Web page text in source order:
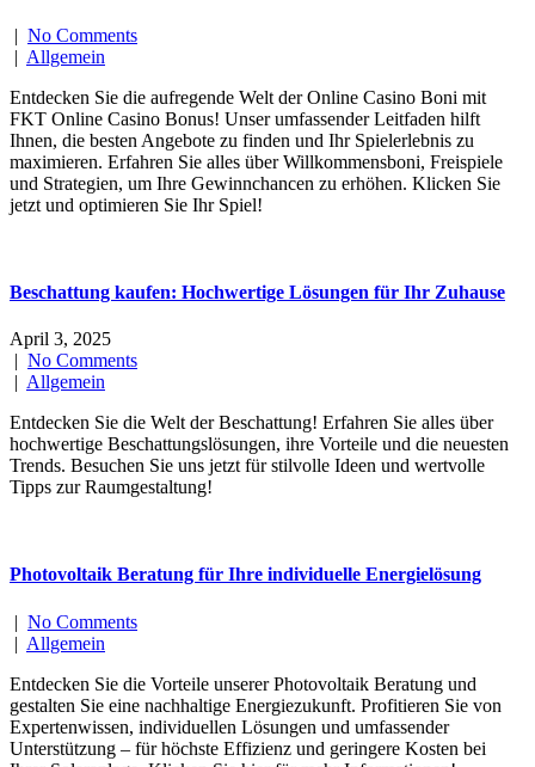
| No Comments
| Allgemein
Entdecken Sie die aufregende Welt der Online Casino Boni mit
FKT Online Casino Bonus! Unser umfassender Leitfaden hilft
Ihnen, die besten Angebote zu finden und Ihr Spielerlebnis zu
maximieren. Erfahren Sie alles über Willkommensboni, Freispiele
und Strategien, um Ihre Gewinnchancen zu erhöhen. Klicken Sie
jetzt und optimieren Sie Ihr Spiel!
Beschattung kaufen: Hochwertige Lösungen für Ihr Zuhause
April 3, 2025
| No Comments
| Allgemein
Entdecken Sie die Welt der Beschattung! Erfahren Sie alles über
hochwertige Beschattungslösungen, ihre Vorteile und die neuesten
Trends. Besuchen Sie uns jetzt für stilvolle Ideen und wertvolle
Tipps zur Raumgestaltung!
Photovoltaik Beratung für Ihre individuelle Energielösung
| No Comments
| Allgemein
Entdecken Sie die Vorteile unserer Photovoltaik Beratung und
gestalten Sie eine nachhaltige Energiezukunft. Profitieren Sie von
Expertenwissen, individuellen Lösungen und umfassender
Unterstützung – für höchste Effizienz und geringere Kosten bei